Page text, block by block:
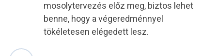
mosolytervezés előz meg, biztos lehet
benne, hogy a végeredménnyel
tökéletesen elégedett lesz.